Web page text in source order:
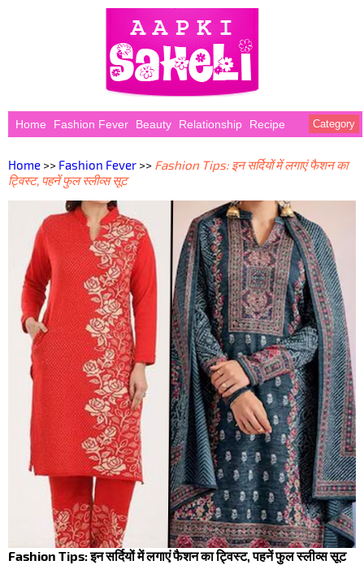
Home Fashion Fever Beauty Relationship Recipe Category
Home >> Fashion Fever >> Fashion Tips: इन सर्दियों में लगाएं फैशन का
ट्विस्ट, पहनें फुल स्लीव्स सूट
Fashion Tips: इन सर्दियों में लगाएं फैशन का ट्विस्ट, पहनें फुल स्लीव्स सूट